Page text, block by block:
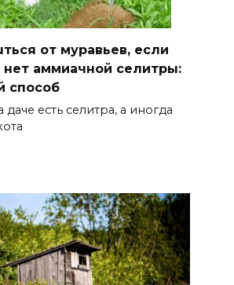
от муравьев, если
нет аммиачной селитры:
способ
даче есть селитра, а иногда